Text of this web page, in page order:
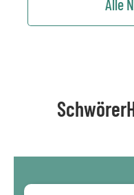
Alle